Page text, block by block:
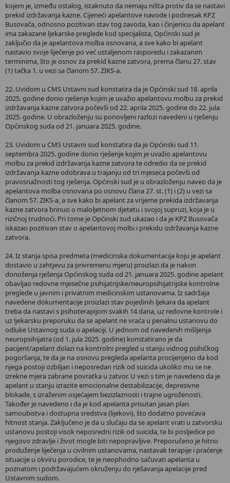
kojem je, između ostalog, istaknuto da nemaju ništa protiv da se nastavi
prekid izdržavanja kazne. Cijeneći apelantove navode i podnesak KPZ
Busovača, odnosno pozitivan stav tog zavoda, kao i činjenicu da apelant
ima zakazane ljekarske preglede kod specijalista, Općinski sud je
zaključio da je apelantova molba osnovana, a sve kako bi apelant
nastavio svoje liječenje po već ustaljenom rasporedu i zakazanim
terminima, što je osnov za prekid kazne zatvora, prema članu 27. stav
(1) tačka 1. u vezi sa članom 57. ZIKS-a.
22. Uvidom u CMS Ustavni sud konstatira da je Općinski sud 18. aprila
2025. godine donio rješenje kojim je uvažio apelantovu molbu za prekid
izdržavanja kazne zatvora počevši od 22. aprila 2025. godine do 22. jula
2025. godine. U obrazloženju su ponovljeni razlozi navedeni u rješenju
Općinskog suda od 21. januara 2025. godine.
23. Uvidom u CMS Ustavni sud konstatira da je Općinski sud 11.
septembra 2025. godine donio rješenje kojim je uvažio apelantovu
molbu za prekid izdržavanja kazne zatvora te odredio da se prekid
izdržavanja kazne odobrava u trajanju od tri mjeseca počevši od
pravosnažnosti tog rješenja. Općinski sud je u obrazloženju naveo da je
apelantova molba osnovana po osnovu člana 27. st. (1) i (2) u vezi sa
članom 57. ZIKS-a, a sve kako bi apelant za vrijeme prekida izdržavanja
kazne zatvora brinuo o maloljetnom djetetu i svojoj supruzi, koja je u
rizičnoj trudnoći. Pri tome je Općinski sud ukazao i da je KPZ Busovača
iskazao pozitivan stav o apelantovoj molbi i prekidu izdržavanja kazne
zatvora.
24. Iz stanja spisa predmeta (medicinska dokumentacija koju je apelant
dostavio u zahtjevu za privremenu mjeru) proizlazi da je nakon
donošenja rješenja Općinskog suda od 21. januara 2025. godine apelant
obavljao redovne mjesečne psihijatrijske/neuropsihijatrijske kontrolne
preglede u javnim i privatnim medicinskim ustanovama. Iz sadržaja
navedene dokumentacije proizlazi stav pojedinih ljekara da apelant
treba da nastavi s psihoterapijom svakih 14 dana, uz redovne kontrole i
uz ljekarsku preporuku da se apelant ne vraća u penalnu ustanovu do
odluke Ustavnog suda o apelaciji. U jednom od navedenih mišljenja
neuropsihijatra (od 1. jula 2025. godine) konstatirano je da
pacijent/apelant dolazi na kontrolni pregled u stanju vidnog psihičkog
pogoršanja, te da je na osnovu pregleda apelanta procijenjeno da kod
njega postoji ozbiljan i neposredan rizik od suicida ukoliko mu se ne
izrekne mjera zabrane povratka u zatvor. U vezi s tim je navedeno da je
apelant u stanju izrazite emocionalne destabilizacije, depresivne
blokade, s izraženim osjećajem bezizlaznosti i trajne ugroženosti.
Također je navedeno i da je kod apelanta prisutan jasan plan
samoubistva i dostupna sredstva (lijekovi), što dodatno povećava
hitnost stanja. Zaključeno je da u slučaju da se apelant vrati u zatvorsku
ustanovu postoji visok neposredni rizik od suicida, te bi posljedice po
njegovo zdravlje i život mogle biti nepopravljive. Preporučeno je hitno
produženje liječenja u civilnim ustanovama, nastavak terapije i praćenje
situacije u okviru porodice, te je neophodno sačuvati apelanta u
poznatom i podržavajućem okruženju do rješavanja apelacije pred
Ustavnim sudom.